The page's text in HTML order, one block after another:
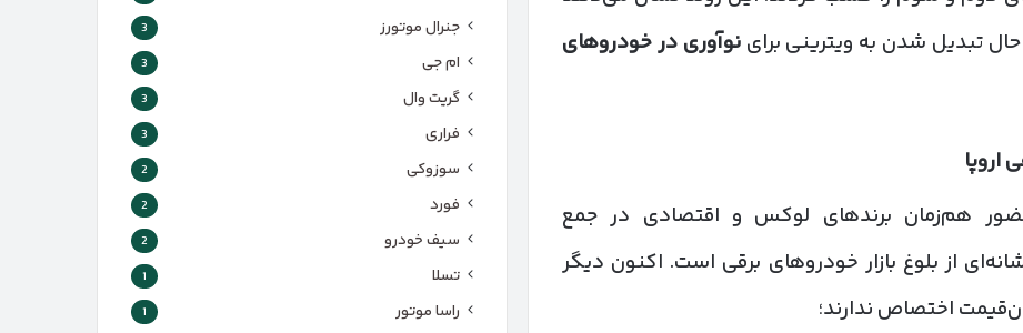
تبدیل شدن به ویترینی براینوآوری در خودروهای
اروپا
هم‌زمان برندهای لوکس و اقتصادی در جمع
از بلوغ بازار خودروهای برقی است. اکنون دیگر
اختصاص ندارند؛
جنرال موتورز 3
ام جی 3
گریت وال 3
فراری 3
سوزوکی 2
فورد 2
سیف خودرو 2
تسلا 1
راسا موتور 1